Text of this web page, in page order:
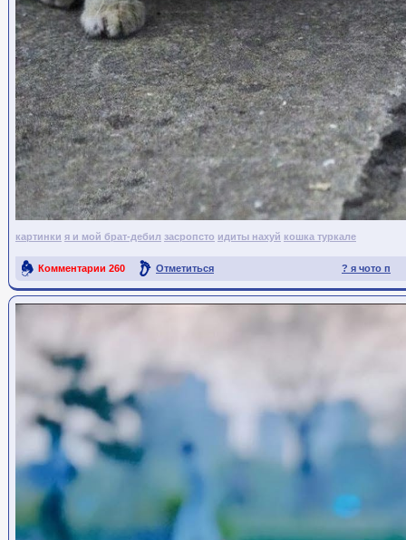
картинки я и мой брат-дебил засропсто идиты нахуй кошка туркале
? я чото п
Комментарии 260 Отметиться
Ссылка на пост